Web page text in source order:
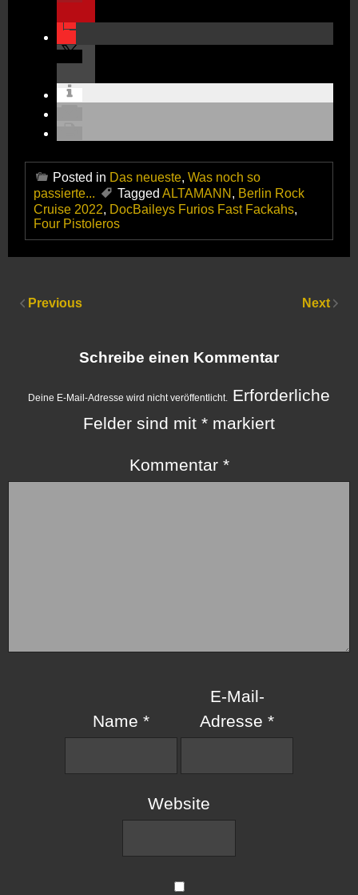
Posted in Das neueste, Was noch so
passierte...
Tagged ALTAMANN , Berlin Rock
Cruise 2022, DocBaileys Furios Fast Fackahs,
Four Pistoleros
Previous Next
Schreibe einen Kommentar
Deine E-Mail-Adresse wird nicht veröffentlicht. Erforderliche
Felder sind mit * markiert
Kommentar *
Name *
E-Mail-
Adresse*
Website